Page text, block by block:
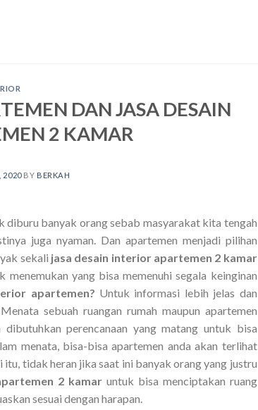
DAN JASA DESAIN
2 KAMAR
2020 BY BERKAH
diburu banyak orang sebab masyarakat kita tengah
juga nyaman. Dan apartemen menjadi pilihan
sekali jasa desain interior apartemen 2 kamar
yang bisa memenuhi segala keinginan
apartemen? Untuk informasi lebih jelas dan
sebuah ruangan rumah maupun apartemen
perencanaan yang matang untuk bisa
menata, bisa-bisa apartemen anda akan terlihat
tidak heran jika saat ini banyak orang yang justru
2 kamar untuk bisa menciptakan ruang
sesuai dengan harapan.